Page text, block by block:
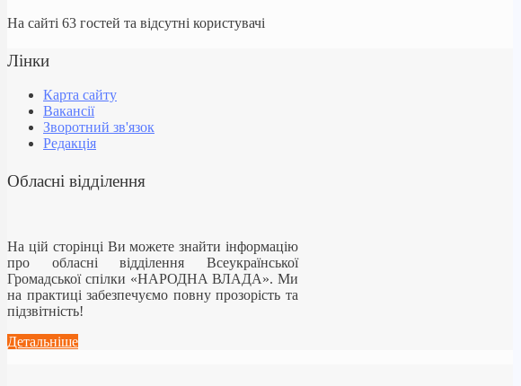
На сайті 63 гостей та відсутні користувачі
Лінки
Карта сайту
Вакансії
Зворотний зв'язок
Редакція
Обласні відділення
На цій сторінці Ви можете знайти інформацію
про обласні відділення Всеукраїнської
Громадської спілки «НАРОДНА ВЛАДА». Ми
на практиці забезпечуємо повну прозорість та
підзвітність!
Детальніше